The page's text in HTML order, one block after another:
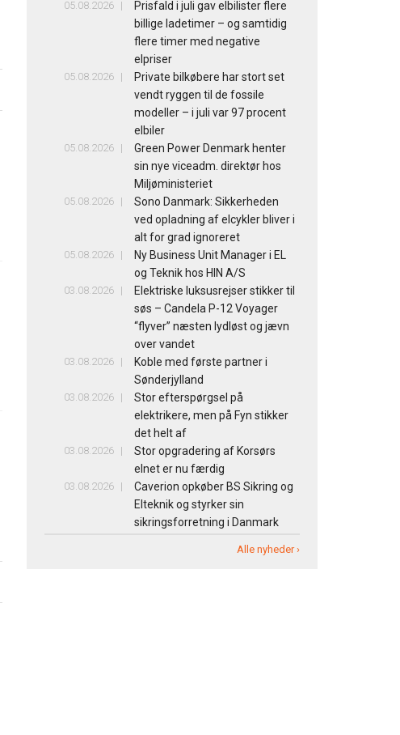
05.08.2026
Prisfald i juli gav elbilister flere
billige ladetimer – og samtidig
flere timer med negative
elpriser
05.08.2026
Private bilkøbere har stort set
vendt ryggen til de fossile
modeller – i juli var 97 procent
elbiler
05.08.2026
Green Power Denmark henter
sin nye viceadm. direktør hos
Miljøministeriet
05.08.2026
Sono Danmark: Sikkerheden
ved opladning af elcykler bliver i
alt for grad ignoreret
05.08.2026
Ny Business Unit Manager i EL
og Teknik hos HIN A/S
03.08.2026
Elektriske luksusrejser stikker til
søs – Candela P-12 Voyager
“flyver” næsten lydløst og jævn
over vandet
03.08.2026
Koble med første partner i
Sønderjylland
03.08.2026
Stor efterspørgsel på
elektrikere, men på Fyn stikker
det helt af
03.08.2026
Stor opgradering af Korsørs
elnet er nu færdig
03.08.2026
Caverion opkøber BS Sikring og
Elteknik og styrker sin
sikringsforretning i Danmark
Alle nyheder ›